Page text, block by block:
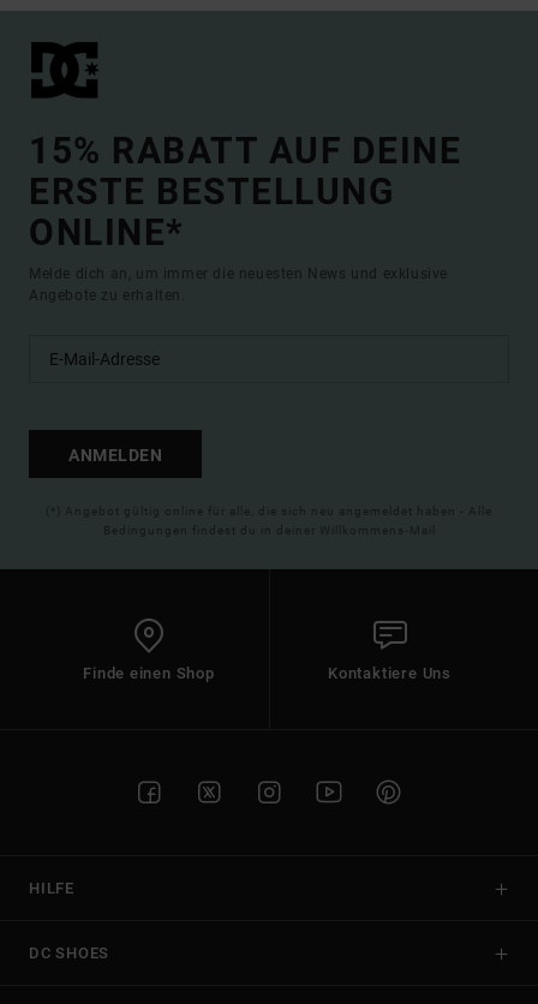
15% RABATT AUF DEINE
ERSTE BESTELLUNG
ONLINE*
Melde dich an, um immer die neuesten News und exklusive
Angebote zu erhalten.
ANMELDEN
(*) Angebot gültig online für alle, die sich neu angemeldet haben - Alle
Bedingungen findest du in deiner Willkommens-Mail
Finde einen Shop Kontaktiere Uns
HILFE
DC SHOES